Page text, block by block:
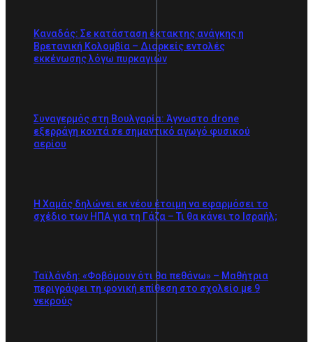
Καναδάς: Σε κατάσταση έκτακτης ανάγκης η
Βρετανική Κολομβία – Διαρκείς εντολές
εκκένωσης λόγω πυρκαγιών
Συναγερμός στη Βουλγαρία: Άγνωστο drone
εξερράγη κοντά σε σημαντικό αγωγό φυσικού
αερίου
Η Χαμάς δηλώνει εκ νέου έτοιμη να εφαρμόσει το
σχέδιο των ΗΠΑ για τη Γάζα – Τι θα κάνει το Ισραήλ;
Ταϊλάνδη: «Φοβόμουν ότι θα πεθάνω» – Μαθήτρια
περιγράφει τη φονική επίθεση στο σχολείο με 9
νεκρούς